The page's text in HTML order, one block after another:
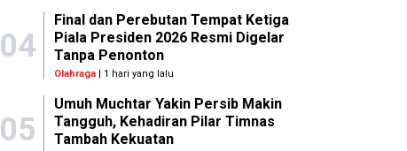
04
Final dan Perebutan Tempat Ketiga
Piala Presiden 2026 Resmi Digelar
Tanpa Penonton
Olahraga | 1 hari yang lalu
05
Umuh Muchtar Yakin Persib Makin
Tangguh, Kehadiran Pilar Timnas
Tambah Kekuatan